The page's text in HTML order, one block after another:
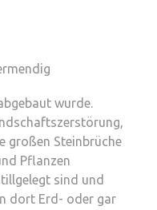
wurde.
großen Steinbrüche
Pflanzen
sind und
dort Erd- oder gar